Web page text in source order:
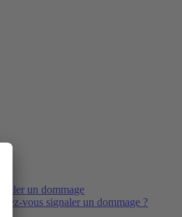
un dommage
vous signaler un dommage ?